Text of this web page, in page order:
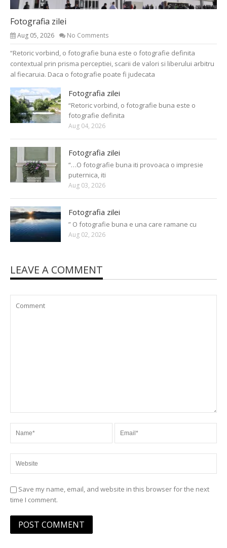
Fotografia zilei
Aug 05, 2026 No Comments
“Retoric vorbind, o fotografie buna este o fotografie definita
contextual prin prisma perceptiei, scarii de valori si liberului arbitru
al fiecaruia. Daca o fotografie poate fi judecata
Fotografia zilei
“Retoric vorbind, o fotografie buna este o
fotografie definita
Aug 04, 2026
Fotografia zilei
“…O fotografie buna iti provoaca o impresie
puternica, iti
Aug 03, 2026
Fotografia zilei
” O fotografie buna e una care ramane cu
Aug 02, 2026
LEAVE A COMMENT
Save my name, email, and website in this browser for the next
time I comment.